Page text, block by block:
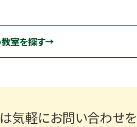
室を探す
気軽にお問い合わせ